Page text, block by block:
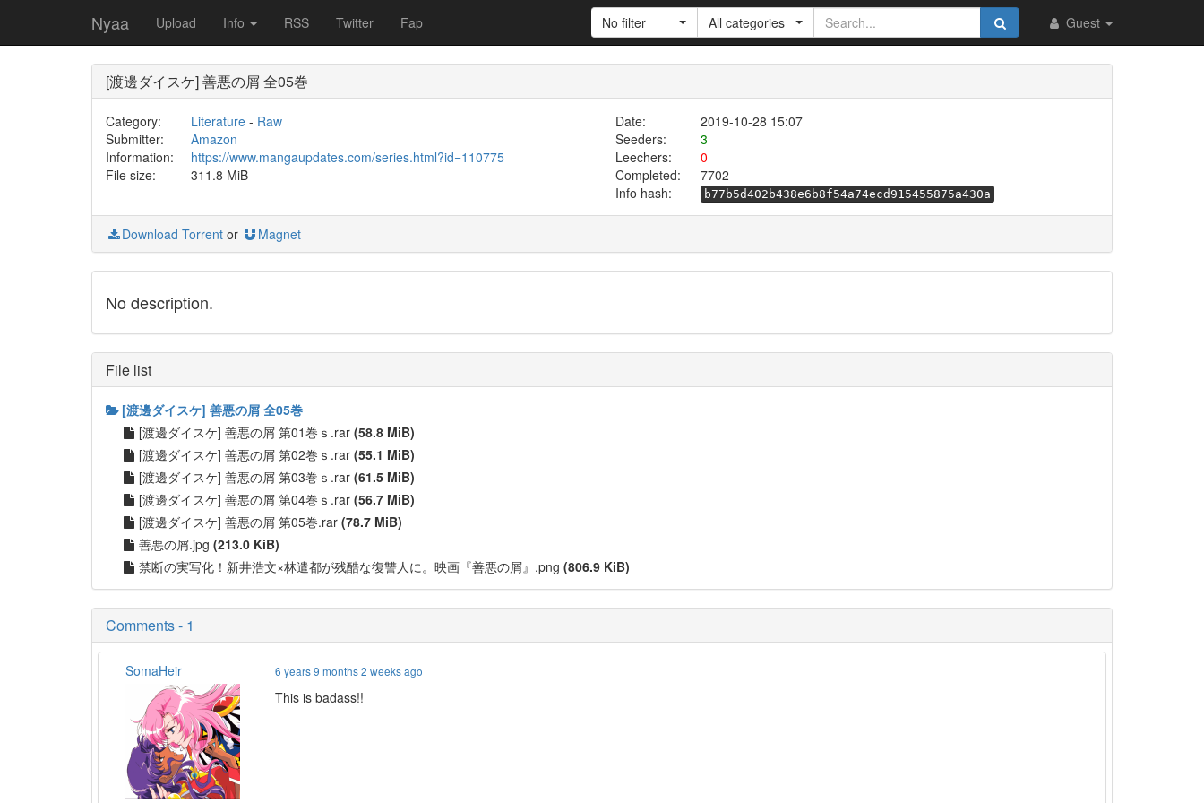
Nyaa Upload Info RSS Twitter Fap Guest
No filter All categories
[渡邊ダイスケ] 善悪の屑 全05巻
Category: Literature- Raw Date:
2019-10-28 15:07
Submitter:
Amazon Seeders:
3
Information:
https://www.mangaupdates.com/series.html?id=110775 Leechers:
0
File size:
311.8 MiB Completed:
7702
Info hash:
b77b5d402b438e6b8f54a74ecd915455875a430a
Download Torrent or Magnet
No description.
File list
[渡邊ダイスケ] 善悪の屑 全05巻
[渡邊ダイスケ] 善悪の屑 第01巻ｓ.rar (58.8 MiB)
[渡邊ダイスケ] 善悪の屑 第02巻ｓ.rar (55.1 MiB)
[渡邊ダイスケ] 善悪の屑 第03巻ｓ.rar (61.5 MiB)
[渡邊ダイスケ] 善悪の屑 第04巻ｓ.rar (56.7 MiB)
[渡邊ダイスケ] 善悪の屑 第05巻.rar (78.7 MiB)
善悪の屑.jpg (213.0 KiB)
禁断の実写化！新井浩文×林遣都が残酷な復讐人に。映画『善悪の屑』.png (806.9 KiB)
Comments - 1
SomaHeir 6 years 9 months 2 weeks ago
This is badass!!